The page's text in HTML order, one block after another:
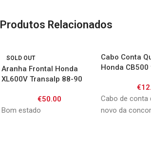
Produtos Relacionados
SOLD OUT
Aranha Frontal Honda
XL600V Transalp 88-90
€50.00
Bom estado
Cabo Conta
Honda
CBR900RR
97-00
00-07
€
Cabo de conta
novo da